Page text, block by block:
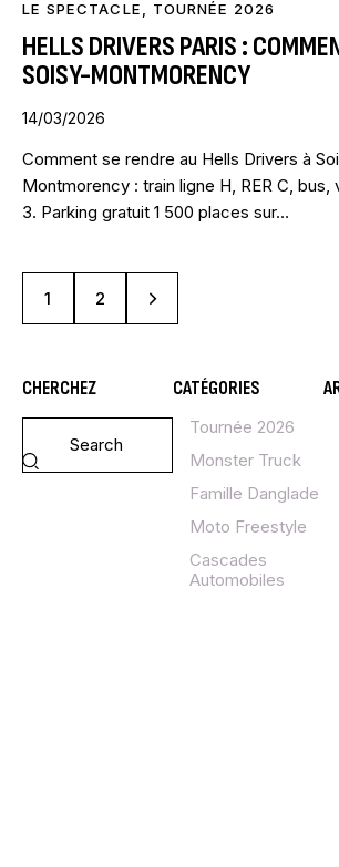
LE SPECTACLE TOURNÉE 2026
HELLS DRIVERS PARIS :
SOISY-MONTMORENCY
14/03/2026
Comment se rendre au Hells Drivers à
Montmorency : train ligne H, RER C, bus,
3. Parking gratuit 1 500 places sur…
1 2
>
CHERCHEZ CATÉGORIES
Tournée 2026
Monster Truck
Famille Danglade
Moto Freestyle
Cascades
Automobiles